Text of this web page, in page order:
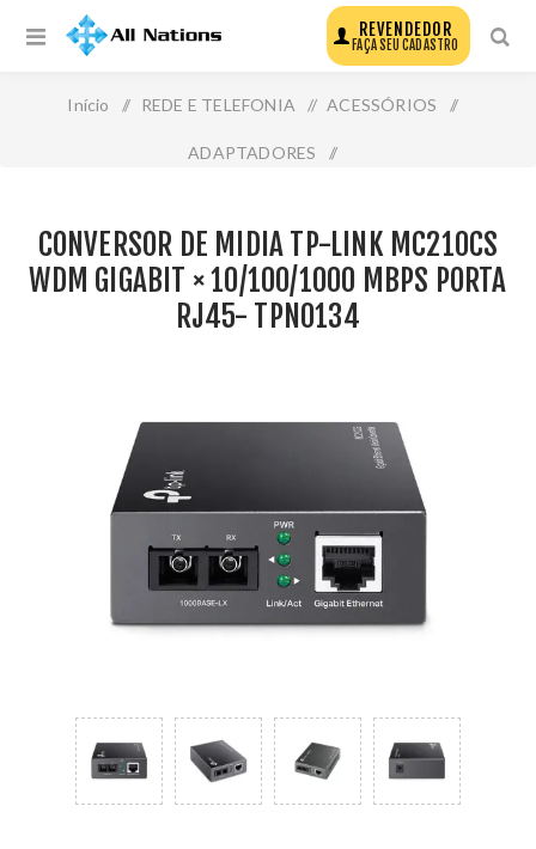
REVENDEDOR
FAÇA SEU CADASTRO
Início / REDE E TELEFONIA / ACESSÓRIOS /
ADAPTADORES /
10/100/1000 Mbps Porta Rj45- Tpn0134
CONVERSOR DE MIDIA TP-LINK MC210CS
WDM GIGABIT × 10/100/1000 MBPS PORTA
RJ45- TPN0134